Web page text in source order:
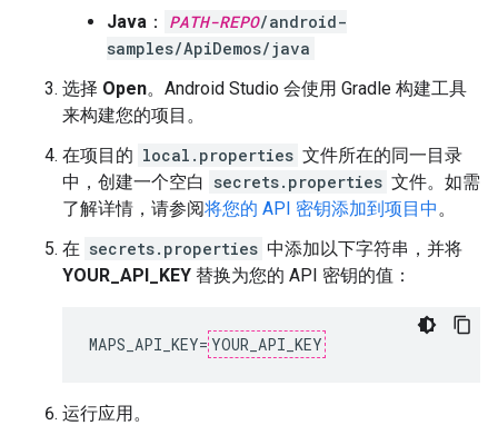
Java ： PATH-REPO/android-
samples/ApiDemos/java
选择 Open。Android Studio 会使用 Gradle 构建工具
来构建您的项目。
在项目的 local.properties 文件所在的同一目录
中，创建一个空白 secrets.properties 文件。如需
了解详情，请参阅将您的 API 密钥添加到项目中。
在 secrets.properties 中添加以下字符串，并将
YOUR_API_KEY 替换为您的 API 密钥的值：
MAPS_API_KEY= YOUR_API_KEY
运行应用。